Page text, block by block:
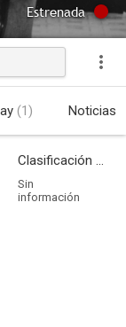
Estrenada
(1) Noticias
Clasificación por edades
Sin
información